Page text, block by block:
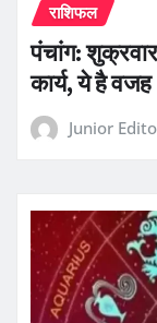
राशिफल
पंचांग:
कार्य, ये है वजह
Junior